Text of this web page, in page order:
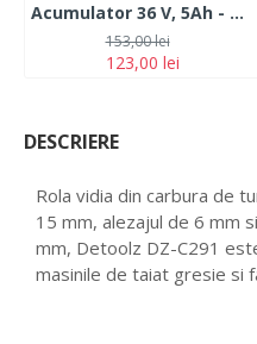
Acumulator 36 V, 5Ah - Universal
123,00 lei
153,00 lei
DESCRIERE
Rola vidia din carbura de
15 mm, alezajul de 6 mm
mm, Detoolz DZ-C291
masinile de taiat gresie si